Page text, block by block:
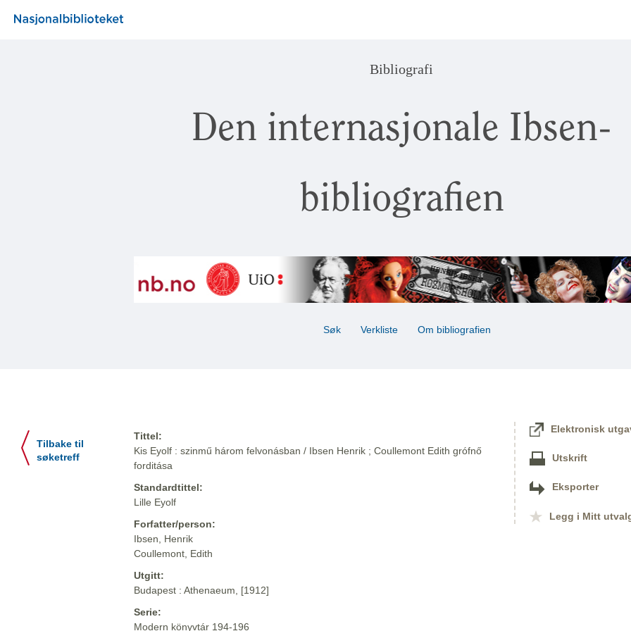
Bibliografi
Den internasjonale Ibsen-
bibliografien
Søk Verkliste Om bibliografien
Tilbake til
søketreff
Tittel:
Kis Eyolf : szinmű három felvonásban / Ibsen Henrik ; Coullemont Edith grófnő
forditása
Standardtittel:
Lille Eyolf
Forfatter/person:
Ibsen, Henrik
Coullemont, Edith
Utgitt:
Budapest : Athenaeum, [1912]
Serie:
Modern könyvtár 194-196
Elektronisk
Utskrift
Eksporter
Legg i Mitt